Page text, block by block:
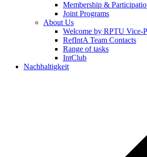
Membership &
Joint Programs
About Us
Welcome by RPTU Vice-
RefIntA Team Contacts
Range of tasks
IntClub
Nachhaltigkeit